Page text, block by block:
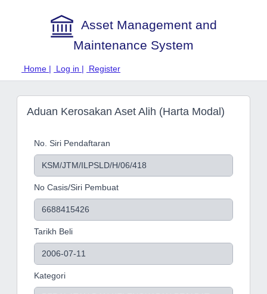
Asset Management and
Maintenance System
Home | Log in | Register
Aduan Kerosakan Aset Alih (Harta Modal)
No. Siri Pendaftaran
No Casis/Siri Pembuat
Tarikh Beli
Kategori